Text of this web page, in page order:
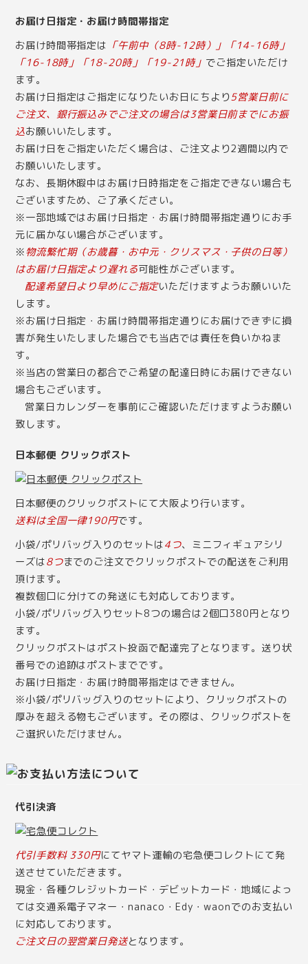
お届け日指定・お届け時間帯指定
お届け時間帯指定は 「午前中（8時-12時）」「14-16時」
「16-18時」「18-20時」「19-21時」 でご指定いただけ
ます。
お届け日指定はご指定になりたいお日にちより5営業日前に
ご注文、銀行振込みでご注文の場合は3営業日前までにお振
込お願いいたします。
お届け日をご指定いただく場合は、ご注文より2週間以内で
お願いいたします。
なお、長期休暇中はお届け日時指定をご指定できない場合も
ございますため、ご了承ください。
※一部地域ではお届け日指定・お届け時間帯指定通りにお手
元に届かない場合がございます。
※物流繁忙期（お歳暮・お中元・クリスマス・子供の日等）
はお届け日指定より遅れる可能性がございます。
配達希望日より早めにご指定いただけますようお願いいた
します。
※お届け日指定・お届け時間帯指定通りにお届けできずに損
害が発生いたしました場合でも当店では責任を負いかねま
す。
※当店の営業日の都合でご希望の配達日時にお届けできない
場合もございます。
営業日カレンダーを事前にご確認いただけますようお願い
致します。
日本郵便 クリックポスト
日本郵便のクリックポストにて大阪より行います。
送料は全国一律190円です。
小袋/ポリバッグ入りのセットは4つ、ミニフィギュアシリ
ーズは8つまでのご注文でクリックポストでの配送をご利用
頂けます。
複数個口に分けての発送にも対応しております。
小袋/ポリバッグ入りセット8つの場合は2個口380円となり
ます。
クリックポストはポスト投函で配達完了となります。送り状
番号での追跡はポストまでです。
お届け日指定・お届け時間帯指定はできません。
※小袋/ポリバッグ入りのセットにより、クリックポストの
厚みを超える物もございます。その際は、クリックポストを
ご選択いただけません。
代引決済
代引手数料 330円にてヤマト運輸の宅急便コレクトにて発
送させていただきます。
現金・各種クレジットカード・デビットカード・地域によっ
ては交通系電子マネー・nanaco・Edy・waonでのお支払い
に対応しております。
ご注文日の翌営業日発送となります。